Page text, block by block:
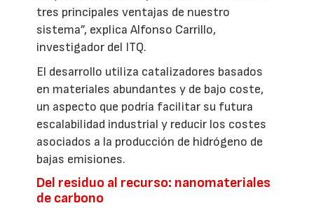
tres principales ventajas de nuestro
sistema”, explica Alfonso Carrillo,
investigador del ITQ.
El desarrollo utiliza catalizadores basados
en materiales abundantes y de bajo coste,
un aspecto que podría facilitar su futura
escalabilidad industrial y reducir los costes
asociados a la producción de hidrógeno de
bajas emisiones.
Del residuo al recurso: nanomateriales
de carbono